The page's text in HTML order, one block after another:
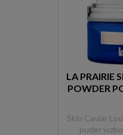
LA PRAIRIE
POWDER
Skin Caviar
puder